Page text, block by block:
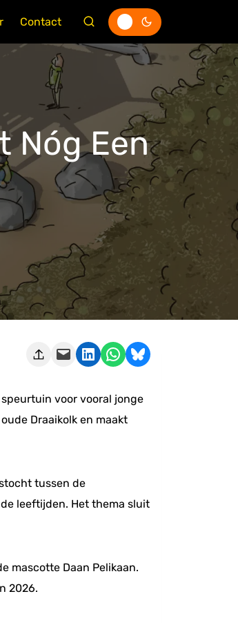
Contact
Nóg Een
Deze pagina e-mailen Delen op LinkedIn Delen via WhatsApp Share on Bluesky
voor vooral jonge
Draaikolk en maakt
tussen de
leeftijden. Het thema sluit
mascotte Daan Pelikaan.
2026.